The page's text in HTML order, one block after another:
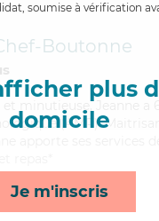
soumise à vérification
plus
domicile
Je m'inscris
Boutonne
minutieuse, Jeanne a
(AMP).